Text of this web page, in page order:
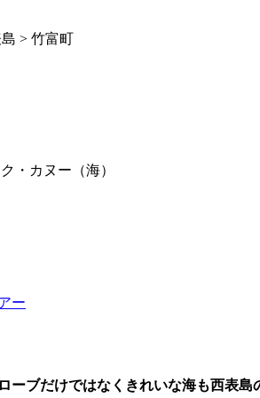
> 竹富町
・カヌー（海）
ー
ーブだけではなくきれいな海も西表島